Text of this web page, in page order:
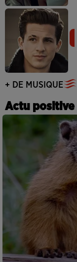
+ DE MUSIQUE
Actu positive